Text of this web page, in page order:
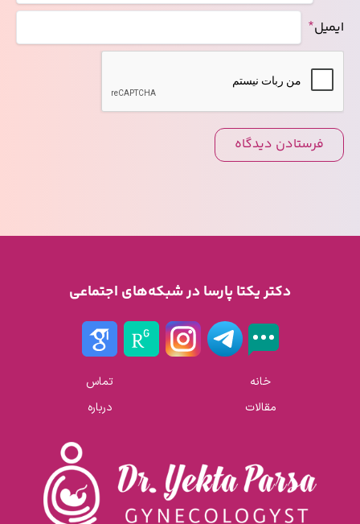
ایمیل*
فرستادن دیدگاه
دکتر یکتا پارسا در شبکه‌های اجتماعی
خانه
مقالات
تماس
درباره